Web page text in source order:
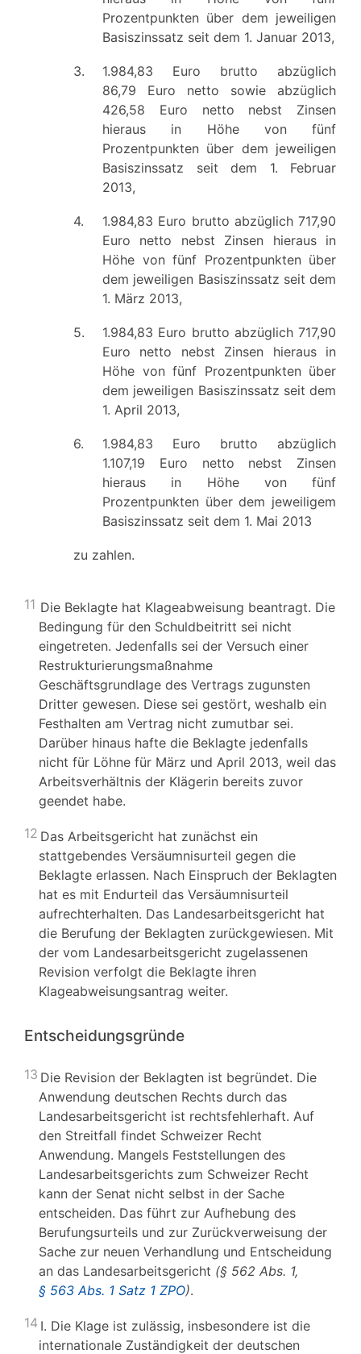
Prozentpunkten über dem jeweiligen
Basiszinssatz seit dem 1. Januar 2013,
3.
1.984,83 Euro brutto abzüglich
86,79 Euro netto sowie abzüglich
426,58 Euro netto nebst Zinsen
hieraus in Höhe von fünf
Prozentpunkten über dem jeweiligen
Basiszinssatz seit dem 1. Februar
2013,
4.
1.984,83 Euro brutto abzüglich 717,90
Euro netto nebst Zinsen hieraus in
Höhe von fünf Prozentpunkten über
dem jeweiligen Basiszinssatz seit dem
1. März 2013,
5.
1.984,83 Euro brutto abzüglich 717,90
Euro netto nebst Zinsen hieraus in
Höhe von fünf Prozentpunkten über
dem jeweiligen Basiszinssatz seit dem
1. April 2013,
6.
1.984,83 Euro brutto abzüglich
1.107,19 Euro netto nebst Zinsen
hieraus in Höhe von fünf
Prozentpunkten über dem jeweiligem
Basiszinssatz seit dem 1. Mai 2013
zu zahlen.
11 Die Beklagte hat Klageabweisung beantragt. Die
Bedingung für den Schuldbeitritt sei nicht
eingetreten. Jedenfalls sei der Versuch einer
Restrukturierungsmaßnahme
Geschäftsgrundlage des Vertrags zugunsten
Dritter gewesen. Diese sei gestört, weshalb ein
Festhalten am Vertrag nicht zumutbar sei.
Darüber hinaus hafte die Beklagte jedenfalls
nicht für Löhne für März und April 2013, weil das
Arbeitsverhältnis der Klägerin bereits zuvor
geendet habe.
12 Das Arbeitsgericht hat zunächst ein
stattgebendes Versäumnisurteil gegen die
Beklagte erlassen. Nach Einspruch der Beklagten
hat es mit Endurteil das Versäumnisurteil
aufrechterhalten. Das Landesarbeitsgericht hat
die Berufung der Beklagten zurückgewiesen. Mit
der vom Landesarbeitsgericht zugelassenen
Revision verfolgt die Beklagte ihren
Klageabweisungsantrag weiter.
Entscheidungsgründe
13 Die Revision der Beklagten ist begründet. Die
Anwendung deutschen Rechts durch das
Landesarbeitsgericht ist rechtsfehlerhaft. Auf
den Streitfall findet Schweizer Recht
Anwendung. Mangels Feststellungen des
Landesarbeitsgerichts zum Schweizer Recht
kann der Senat nicht selbst in der Sache
entscheiden. Das führt zur Aufhebung des
Berufungsurteils und zur Zurückverweisung der
Sache zur neuen Verhandlung und Entscheidung
an das Landesarbeitsgericht (§ 562 Abs. 1,
§ 563 Abs. 1 Satz 1 ZPO).
14 I. Die Klage ist zulässig, insbesondere ist die
internationale Zuständigkeit der deutschen